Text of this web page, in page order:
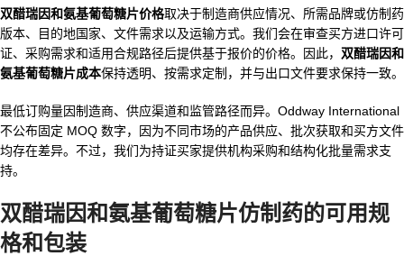
双醋瑞因和氨基葡萄糖片价格取决于制造商供应情况、所需品牌或仿制药
版本、目的地国家、文件需求以及运输方式。我们会在审查买方进口许可
证、采购需求和适用合规路径后提供基于报价的价格。因此， 双醋瑞因和
氨基葡萄糖片成本保持透明、按需求定制，并与出口文件要求保持一致。
最低订购量因制造商、供应渠道和监管路径而异。Oddway International
不公布固定 MOQ 数字，因为不同市场的产品供应、批次获取和买方文件
均存在差异。不过，我们为持证买家提供机构采购和结构化批量需求支
持。
双醋瑞因和氨基葡萄糖片仿制药的可用规
格和包装